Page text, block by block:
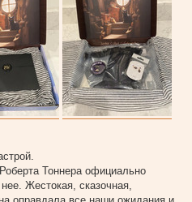
Тоннера официально
Жестокая, сказочная,